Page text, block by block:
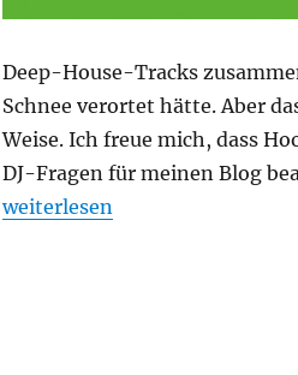
Deep-House-Tracks
Schnee verortet hätte. Aber
Weise. Ich freue mich, dass
DJ-Fragen für meinen Blog
„Nachgefragt bei… DJ Hoody“
weiterlesen